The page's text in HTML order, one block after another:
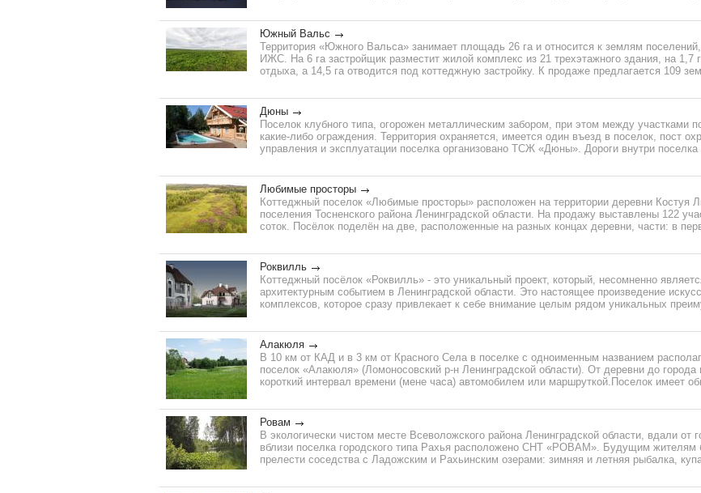
Южный Вальс
Территория «Южного Вальса» занимает площадь 26 га и относится к землям
ИЖС. На 6 га застройщик разместит жилой комплекс из 21 трехэтажного здания, на 1,7
отдыха, а 14,5 га отводится под коттеджную застройку. К продаже предлагается 109
Дюны
Поселок клубного типа, огорожен металлическим забором, при этом между участками
какие-либо ограждения. Территория охраняется, имеется один въезд в поселок, пост
управления и эксплуатации поселка организовано ТСЖ «Дюны». Дороги внутри поселка
Любимые просторы
Коттеджный поселок «Любимые просторы» расположен на территории деревни Костуя
поселения Тосненского района Ленинградской области. На продажу выставлены 122
соток. Посёлок поделён на две, расположенные на разных концах деревни, части: в
Роквилль
Коттеджный посёлок «Роквилль» - это уникальный проект, который, несомненно
архитектурным событием в Ленинградской области. Это настоящее произведение
комплексов, которое сразу привлекает к себе внимание целым рядом уникальных
Алакюля
В 10 км от КАД и в 3 км от Красного Села в поселке с одноименным названием
поселок «Алакюля» (Ломоносовский р-н Ленинградской области). От деревни до
короткий интервал времени (мене часа) автомобилем или маршруткой.Поселок имеет
Ровам
В экологически чистом месте Всеволожского района Ленинградской области, вдали от
вблизи поселка городского типа Рахья расположено СНТ «РОВАМ». Будущим жителям
прелести соседства с Ладожским и Рахьинским озерами: зимняя и летняя рыбалка,